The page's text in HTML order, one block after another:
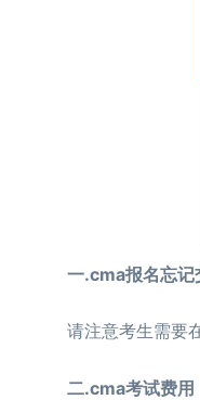
一.cma报名忘记
请注意考生需要在
二.cma考试费用